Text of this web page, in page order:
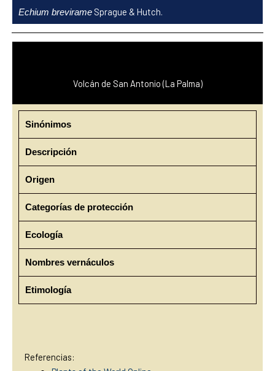
contenido
Echium brevirame Sprague & Hutch.
Volcán de San Antonio (La Palma)
Sinónimos
Descripción
Origen
Categorías de protección
Ecología
Nombres vernáculos
Etimología
Referencias: